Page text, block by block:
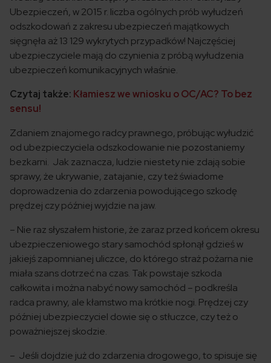
Ubezpieczeń, w 2015 r. liczba ogólnych prób wyłudzeń
odszkodowań z zakresu ubezpieczeń majątkowych
sięgnęła aż 13 129 wykrytych przypadków! Najczęściej
ubezpieczyciele mają do czynienia z próbą wyłudzenia
ubezpieczeń komunikacyjnych właśnie.
Czytaj także: Kłamiesz we wniosku o OC/AC? To bez
sensu!
Zdaniem znajomego radcy prawnego, próbując wyłudzić
od ubezpieczyciela odszkodowanie nie pozostaniemy
bezkarni. Jak zaznacza, ludzie niestety nie zdają sobie
sprawy, że ukrywanie, zatajanie, czy też świadome
doprowadzenia do zdarzenia powodującego szkodę
prędzej czy później wyjdzie na jaw.
– Nie raz słyszałem historie, że zaraz przed końcem okresu
ubezpieczeniowego stary samochód spłonął gdzieś w
jakiejś zapomnianej uliczce, do którego straż pożarna nie
miała szans dotrzeć na czas. Tak powstaje szkoda
całkowita i można nabyć nowy samochód – podkreśla
radca prawny, ale kłamstwo ma krótkie nogi. Prędzej czy
później ubezpieczyciel dowie się o stłuczce, czy też o
poważniejszej skodzie.
– Jeśli dojdzie już do zdarzenia drogowego, to spisuje się